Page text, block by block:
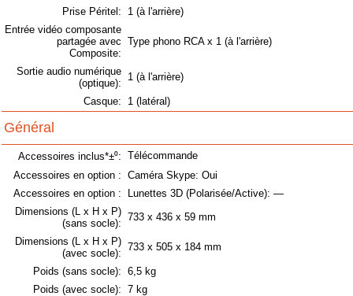
Prise Péritel:
1 (à l'arrière)
Entrée vidéo composante
partagée avec
Composite:
Type phono RCA x 1 (à l'arrière)
Sortie audio numérique
(optique):
1 (à l'arrière)
Casque: 1 (latéral)
Général
Accessoires inclus*±⁰: Télécommande
Accessoires en option : Caméra Skype: Oui
Accessoires en option :
Lunettes 3D (Polarisée/Active): —
Dimensions (L x H x P)
(sans socle):
733 x 436 x 59 mm
Dimensions (L x H x P)
(avec socle):
733 x 505 x 184 mm
Poids (sans socle): 6,5 kg
Poids (avec socle): 7 kg